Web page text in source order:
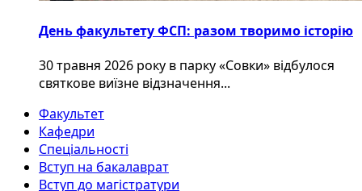
День факультету ФСП: разом творимо історію
30 травня 2026 року в парку «Совки» відбулося
святкове виїзне відзначення...
Факультет
Кафедри
Спеціальності
Вступ на бакалаврат
Вступ до магістратури